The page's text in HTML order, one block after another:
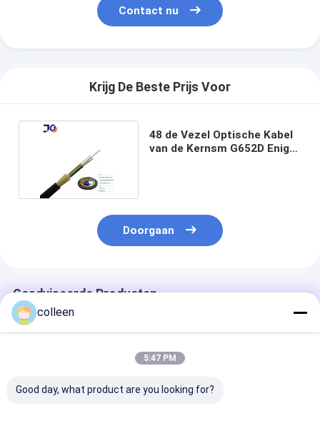
Contact nu
Krijg De Beste Prijs Voor
48 de Vezel Optische Kabel
van de Kernsm G652D Enige
Doorgaan
Geadviseerde Producten
colleen
5:47 PM
Good day, what product are you looking for?